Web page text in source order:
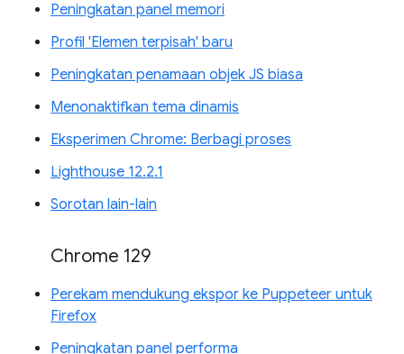
Peningkatan panel memori
Profil 'Elemen terpisah' baru
Peningkatan penamaan objek JS biasa
Menonaktifkan tema dinamis
Eksperimen Chrome: Berbagi proses
Lighthouse 12.2.1
Sorotan lain-lain
Chrome 129
Perekam mendukung ekspor ke Puppeteer untuk
Firefox
Peningkatan panel performa